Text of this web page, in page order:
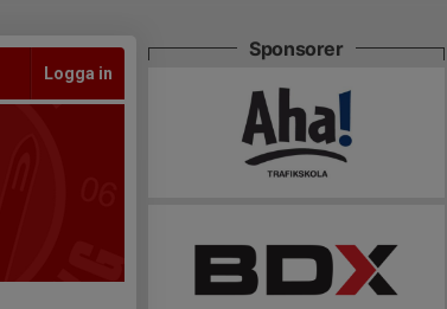
Logga in
Sponsorer